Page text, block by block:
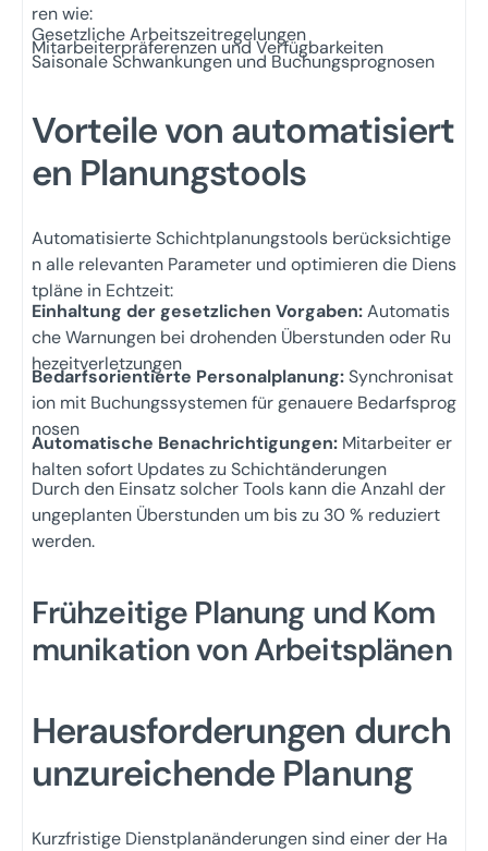
ren wie:
Gesetzliche Arbeitszeitregelungen
Mitarbeiterpräferenzen und Verfügbarkeiten
Saisonale Schwankungen und Buchungsprognosen
Vorteile von automatisiert
en Planungstools
Automatisierte Schichtplanungstools berücksichtige
n alle relevanten Parameter und optimieren die Diens
tpläne in Echtzeit:
Einhaltung der gesetzlichen Vorgaben:Automatis
che Warnungen bei drohenden Überstunden oder Ru
hezeitverletzungen
Bedarfsorientierte Personalplanung:Synchronisat
ion mit Buchungssystemen für genauere Bedarfsprog
nosen
Automatische Benachrichtigungen:Mitarbeiter er
halten sofort Updates zu Schichtänderungen
Durch den Einsatz solcher Tools kann die Anzahl der
ungeplanten Überstunden um bis zu 30 % reduziert
werden.
Frühzeitige Planung und Kom
munikation von Arbeitsplänen
Herausforderungen durch
unzureichende Planung
Kurzfristige Dienstplanänderungen sind einer der Ha